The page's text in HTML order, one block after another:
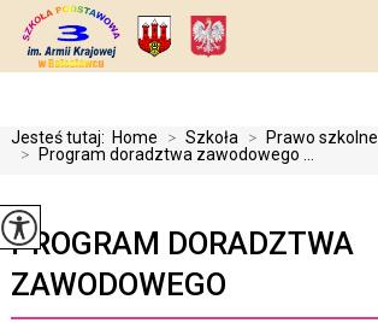
Jesteś tutaj: Home > Szkoła >
Prawo szkolne
>
Program doradztwa zawodowego ...
PROGRAM DORADZTWA
ZAWODOWEGO